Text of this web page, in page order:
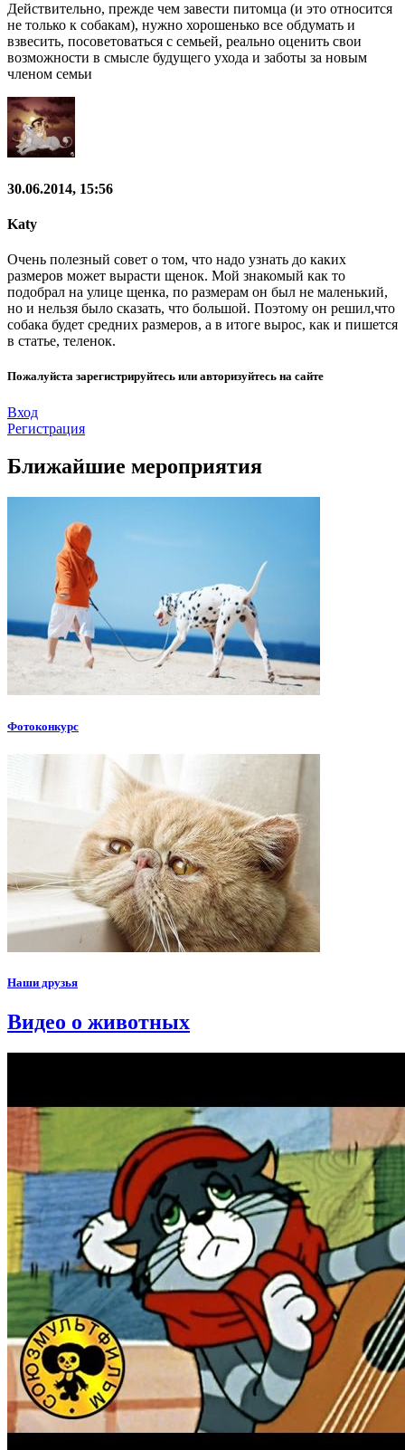
Действительно, прежде чем завести питомца (и это относится
не только к собакам), нужно хорошенько все обдумать и
взвесить, посоветоваться с семьей, реально оценить свои
возможности в смысле будущего ухода и заботы за новым
членом семьи
30.06.2014, 15:56
Katy
Очень полезный совет о том, что надо узнать до каких
размеров может вырасти щенок. Мой знакомый как то
подобрал на улице щенка, по размерам он был не маленький,
но и нельзя было сказать, что большой. Поэтому он решил,что
собака будет средних размеров, а в итоге вырос, как и пишется
в статье, теленок.
Пожалуйста зарегистрируйтесь или авторизуйтесь на сайте
Вход
Регистрация
Ближайшие мероприятия
Фотоконкурс
Наши друзья
Видео о животных